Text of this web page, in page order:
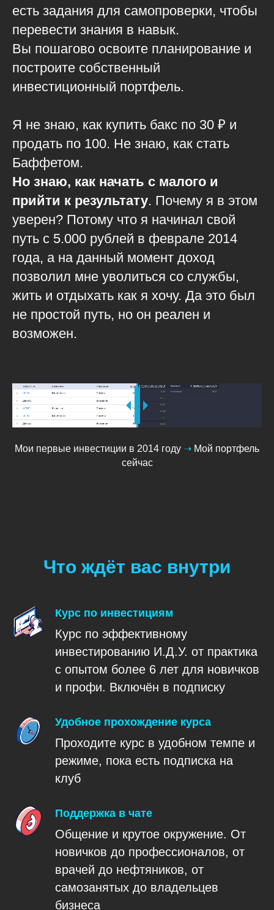
есть задания для самопроверки, чтобы
перевести знания в навык.
Вы пошагово освоите планирование и
построите собственный
инвестиционный портфель.
Я не знаю, как купить бакс по 30 ₽ и
продать по 100. Не знаю, как стать
Баффетом.
Но знаю, как начать с малого и
прийти к результату. Почему я в этом
уверен? Потому что я начинал свой
путь с 5.000 рублей в феврале 2014
года, а на данный момент доход
позволил мне уволиться со службы,
жить и отдыхать как я хочу. Да это был
не простой путь, но он реален и
возможен.
Мои первые инвестиции в 2014 году ➝ Мой портфель
сейчас
Что ждёт вас внутри
Курс по инвестициям
Курс по эффективному
инвестированию И.Д.У. от практика
с опытом более 6 лет для новичков
и профи. Включён в подписку
Удобное прохождение курса
Проходите курс в удобном темпе и
режиме, пока есть подписка на
клуб
Поддержка в чате
Общение и крутое окружение. От
новичков до профессионалов, от
врачей до нефтяников, от
самозанятых до владельцев
бизнеса